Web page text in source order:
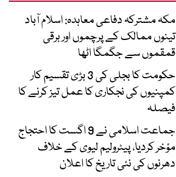
مکہ مشترکہ دفاعی معاہدہ: اسلام آباد
تینوں ممالک کے پرچموں اور برقی
قمقموں سے جگمگا اٹھا
حکومت کا بجلی کی 3 بڑی تقسیم کار
کمپنیوں کی نجکاری کا عمل تیز کرنے کا
فیصلہ
جماعت اسلامی نے 9 اگست کا احتجاج
مؤخر کردیا، پیٹرولیم لیوی کے خلاف
دھرنوں کی نئی تاریخ کا اعلان